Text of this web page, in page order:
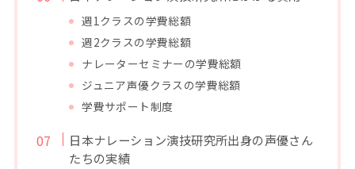
週1クラスの学費総額
週2クラスの学費総額
ナレーターセミナーの学費総額
ジュニア声優クラスの学費総額
学費サポート制度
日本ナレーション演技研究所出身の声優さん
たちの実績